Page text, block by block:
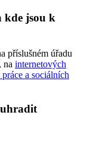
kde jsou k
příslušném úřadu
na internetových
a sociálních